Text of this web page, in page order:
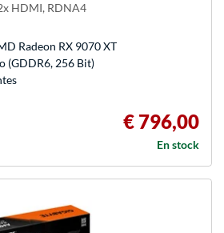
HDMI, RDNA4
Radeon RX 9070 XT
(GDDR6, 256 Bit)
€ 796,00
En stock